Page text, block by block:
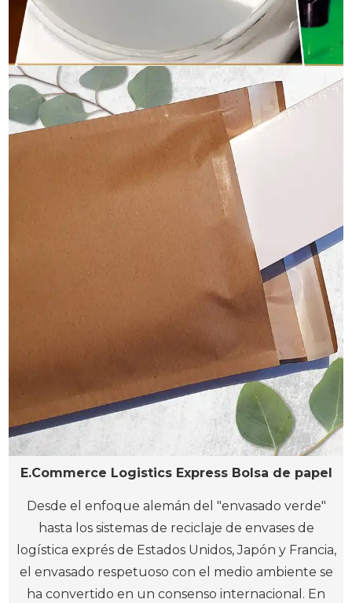
E.Commerce Logistics Express Bolsa de papel
Desde el enfoque alemán del "envasado verde"
hasta los sistemas de reciclaje de envases de
logística exprés de Estados Unidos, Japón y Francia,
el envasado respetuoso con el medio ambiente se
ha convertido en un consenso internacional. En